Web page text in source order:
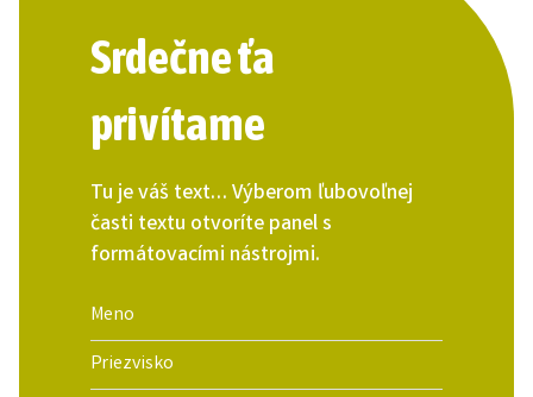
Srdečne ťa
privítame
Tu je váš text… Výberom ľubovoľnej
časti textu otvoríte panel s
formátovacími nástrojmi.